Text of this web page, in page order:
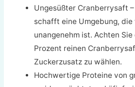
Ungesüßter Cranberrysaft
schafft eine Umgebung,
unangenehm ist. Achten
Prozent reinen
Zuckerzusatz zu wählen.
Hochwertige Proteine von